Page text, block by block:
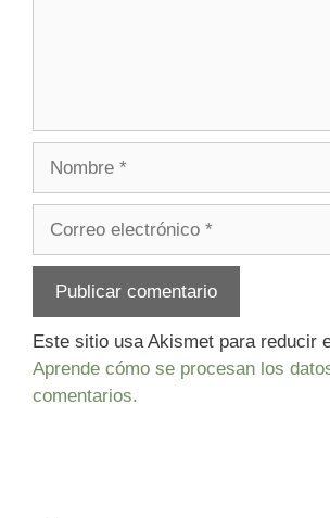
Este sitio usa Akismet para reducir
Aprende cómo se procesan los
comentarios.